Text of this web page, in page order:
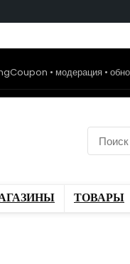
• модерация •
ТОВАРЫ